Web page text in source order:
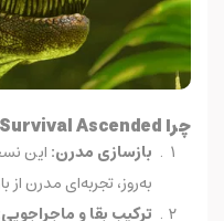
چرا Ark: Survival Ascended برای
بازسازی مدرن: این
به‌روز، تجربه‌ای مدرن از
ترکیب بقا و